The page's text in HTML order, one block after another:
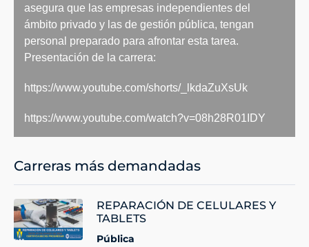
asegura que las empresas independientes del
ámbito privado y las de gestión pública, tengan
personal preparado para afrontar esta tarea.
Presentación de la carrera:
https://www.youtube.com/shorts/_lkdaZuXsUk
https://www.youtube.com/watch?v=08h28R01IDY
Carreras más demandadas
REPARACIÓN DE CELULARES Y
TABLETS
Pública